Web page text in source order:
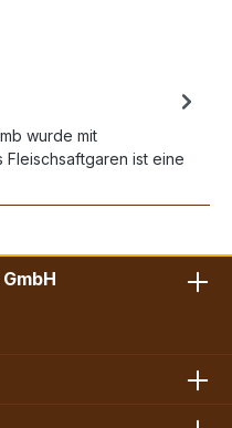
wurde mit
Fleischsaftgaren ist eine